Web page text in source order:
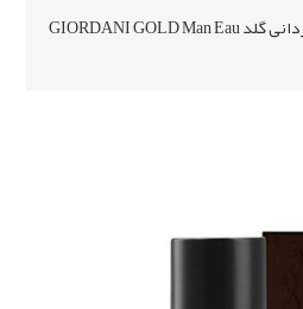
عطر سفری(کوچک) مردانه جوردانی گلد GIORDANI GOLD Man Eau